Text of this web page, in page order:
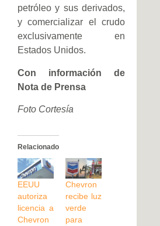
petróleo y sus derivados,
y comercializar el crudo
exclusivamente en
Estados Unidos.
Con información de
Nota de Prensa
Foto Cortesía
Relacionado
EEUU
autoriza
licencia a
Chevron
Chevron
recibe luz
verde
para